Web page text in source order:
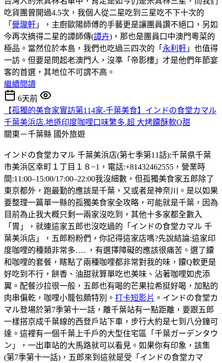
吃貨團曾開過4.5次，我個人從二星吃到三星吃不下十次的
「 譽瓏軒 」，主廚歐陽師傅的手藝更是讓團員讚不絕口，另如
今再次摘得二星的譚師傳(譚卉)，那也是團員口中澳門粵菜的
極品。當然位於本島，我們也吃過三四次的「 永利軒 」也值得
一訪。但要是問起老澳門人，沒準「帝影樓」才是他們年節宴
客的首選，其地位不可謂不高。
繼續閱讀
6天前
【孤獨的美食家實訪第114家-千葉美食】インドの食堂カマル
千葉美浜店.地道印度咖哩口味繁多.超 大烤饢酥軟Q甜
關東－千葉縣 國外旅遊
インドの食堂カマル 千葉美浜店(第七季第11話):千葉県千葉
市美浜区幸町１丁目１８−1，電話:+81432462555，營業時
間:11:00–15:00/17:00–22:00我沒細數，但孤獨美食家五郎除了
東京都外，跑最勤的應該是千葉，又或者是神奈川。是以如果
要整理一篇單一縣的孤獨美食家全攻略，可能就是千葉，因為
目前為止我大概只剩一兩家沒吃到，其他十多家都全數入
「胃」，就連這家五郎也沒吃過的「インドの食堂カマル 千
葉美浜店」，五郎粉粉們，你記得這家店嗎?先說結論:這家印
度咖哩的種類非常多…. ，有選擇障礙的應該很痛苦。選了饢
和咖哩的套餐，瞎點了兩種咖哩都非常對我的味，饢Q軟更是
好吃到不行，餅香、油甜就算單吃也美味、沾著咖哩如虎添
翼。配餐沙拉很一般，五郎也有喝的芒果拉希挺好喝，加點的
肉串偏乾，咖哩小籠包頗特別。 打卡短影片 。インドの食堂カ
マル登場於第7季第十一話，離千葉站有一點距離，要跟五郎
一樣搭京成千葉線的西登戶站下車，步行大約是七到八分鐘可
達。這裡有一個千葉上千戶的大型住宅區「千葉ガーデンタウ
ン」，一出車站的大馬路就可以看見。如果你有印象，該集
(第7季第十一話)，五郎來到這就是受「インドの食堂カマ